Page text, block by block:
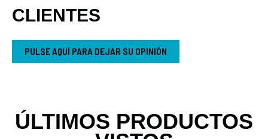
CLIENTES
PULSE AQUÍ PARA DEJAR SU OPINIÓN
ÚLTIMOS PRODUCTOS